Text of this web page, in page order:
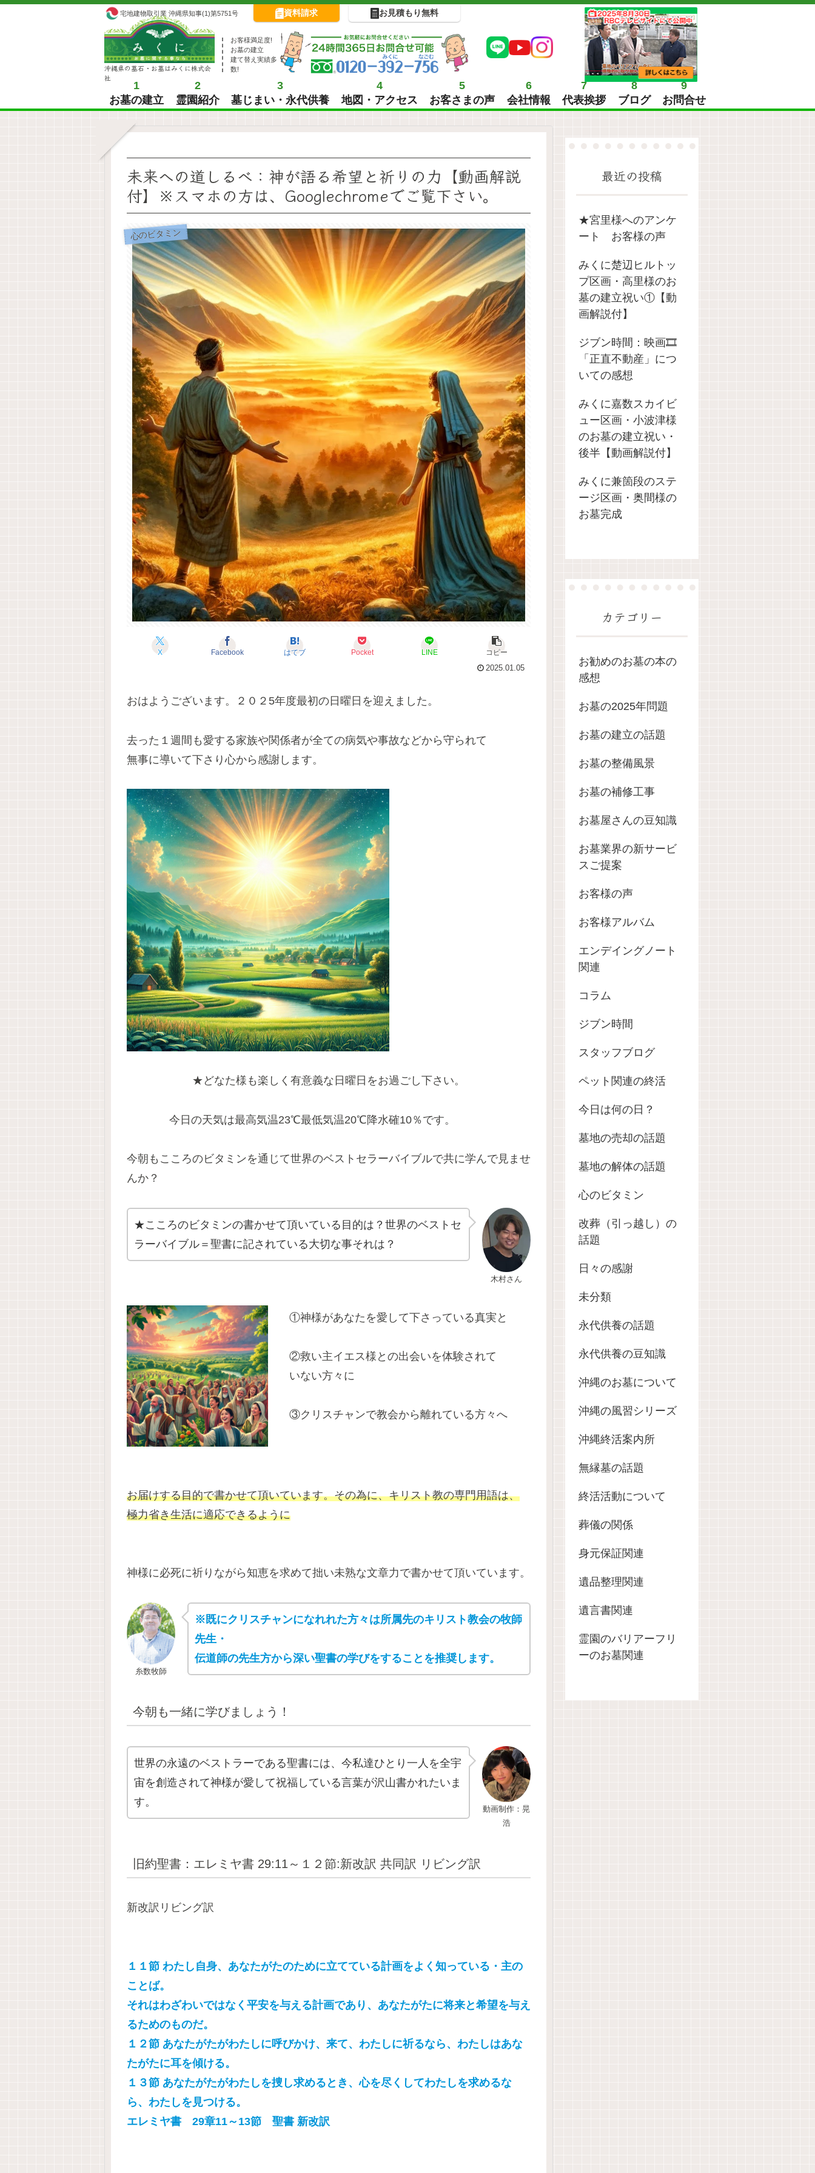
宅地建物取引業 沖縄県知事(1)第5751号 資料請求 お見積もり無料
沖縄県の墓石・お墓はみくに株式会
社
お客様満足度!
お墓の建立
建て替え実績多
数!
1
お墓の建立
2
霊園紹介
3
墓じまい・永代供養
4
地図・アクセス
5
お客さまの声
6
会社情報
7
代表挨拶
8
ブログ
9
お問合せ
未来への道しるべ：神が語る希望と祈りの力【動画解説
付】※スマホの方は、Googlechromeでご覧下さい。
心のビタミン
X Facebook はてブ Pocket LINE
コピー
2025.01.05
おはようございます。２０２5年度最初の日曜日を迎えました。
去った１週間も愛する家族や関係者が全ての病気や事故などから守られて
無事に導いて下さり心から感謝します。
★どなた様も楽しく有意義な日曜日をお過ごし下さい。
今日の天気は最高気温23℃最低気温20℃降水確10％です。
今朝もこころのビタミンを通じて世界のベストセラーバイブルで共に学んで見ませ
んか？
木村さん
★こころのビタミンの書かせて頂いている目的は？世界のベストセ
ラーバイブル＝聖書に記されている大切な事それは？
①神様があなたを愛して下さっている真実と
②救い主イエス様との出会いを体験されて
いない方々に
③クリスチャンで教会から離れている方々へ
お届けする目的で書かせて頂いています。その為に、キリスト教の専門用語は、
極力省き生活に適応できるように
神様に必死に祈りながら知恵を求めて拙い未熟な文章力で書かせて頂いています。
糸数牧師
※既にクリスチャンになれれた方々は所属先のキリスト教会の牧師
先生・
伝道師の先生方から深い聖書の学びをすることを推奨します。
今朝も一緒に学びましょう！
動画制作：晃
浩
世界の永遠のベストラーである聖書には、今私達ひとり一人を全宇
宙を創造されて神様が愛して祝福している言葉が沢山書かれたいま
す。
旧約聖書：エレミヤ書 29:11～１２節:新改訳 共同訳 リビング訳
新改訳リビング訳
１１節 わたし自身、あなたがたのために立てている計画をよく知っている・主の
ことば。
それはわざわいではなく平安を与える計画であり、あなたがたに将来と希望を与え
るためのものだ。
１２節 あなたがたがわたしに呼びかけ、来て、わたしに祈るなら、わたしはあな
たがたに耳を傾ける。
１３節 あなたがたがわたしを捜し求めるとき、心を尽くしてわたしを求めるな
ら、わたしを見つける。
エレミヤ書 29章11～13節 聖書 新改訳
最近の投稿
★宮里様へのアンケ
ート お客様の声
みくに楚辺ヒルトッ
プ区画・高里様のお
墓の建立祝い①【動
画解説付】
ジブン時間：映画🎞️
「正直不動産」につ
いての感想
みくに嘉数スカイビ
ュー区画・小波津様
のお墓の建立祝い・
後半【動画解説付】
みくに兼箇段のステ
ージ区画・奥間様の
お墓完成
カテゴリー
お勧めのお墓の本の
感想
お墓の2025年問題
お墓の建立の話題
お墓の整備風景
お墓の補修工事
お墓屋さんの豆知識
お墓業界の新サービ
スご提案
お客様の声
お客様アルバム
エンデイングノート
関連
コラム
ジブン時間
スタッフブログ
ペット関連の終活
今日は何の日？
墓地の売却の話題
墓地の解体の話題
心のビタミン
改葬（引っ越し）の
話題
日々の感謝
未分類
永代供養の話題
永代供養の豆知識
沖縄のお墓について
沖縄の風習シリーズ
沖縄終活案内所
無縁墓の話題
終活活動について
葬儀の関係
身元保証関連
遺品整理関連
遺言書関連
霊園のバリアーフリ
ーのお墓関連